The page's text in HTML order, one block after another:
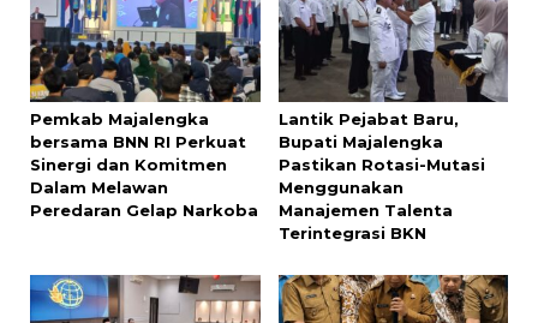
Pemkab Majalengka
bersama BNN RI Perkuat
Sinergi dan Komitmen
Dalam Melawan
Peredaran Gelap Narkoba
Lantik Pejabat Baru,
Bupati Majalengka
Pastikan Rotasi-Mutasi
Menggunakan
Manajemen Talenta
Terintegrasi BKN